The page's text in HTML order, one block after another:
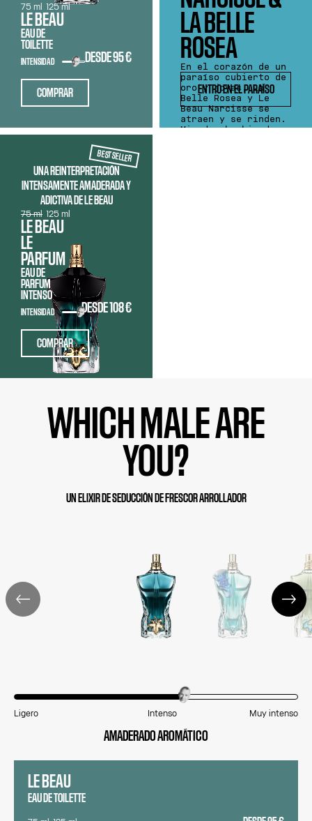
LE BEAU
EAU DE
TOILETTE
DESDE95 €
INTENSIDAD
75 ml 125 ml
COMPRAR
LA BELLE
ROSEA
En el corazón de un
paraíso cubierto de
oro y joyas, La
Belle Rosea y Le
Beau Narcisse se
atraen y se rinden.
Miradas hechizadas,
ENTRO EN EL PARAÍSO
BEST SELLER
UNA REINTERPRETACIÓN
INTENSAMENTE AMADERADA Y
ADICTIVA DE LE BEAU
LE BEAU
LE
PARFUM
EAU DE
PARFUM
INTENSO
DESDE 108 €
INTENSIDAD
75 ml 125 ml
COMPRAR
WHICH MALE ARE
YOU?
UN ELIXIR DE SEDUCCIÓN DE FRESCOR ARROLLADOR
Ligero Intenso Muy intenso
AMADERADO AROMÁTICO
LE BEAU
EAU DE TOILETTE